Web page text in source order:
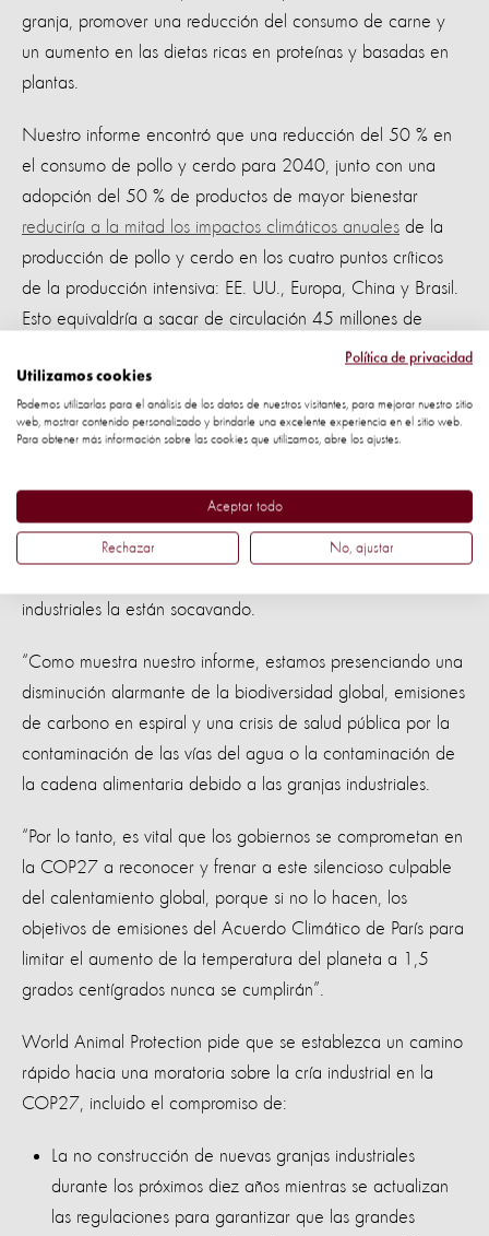
granja, promover una reducción del consumo de carne y
un aumento en las dietas ricas en proteínas y basadas en
plantas.
Nuestro informe encontró que una reducción del 50 % en
el consumo de pollo y cerdo para 2040, junto con una
adopción del 50 % de productos de mayor bienestar
reduciría a la mitad los impactos climáticos anuales de la
producción de pollo y cerdo en los cuatro puntos críticos
de la producción intensiva: EE. UU., Europa, China y Brasil.
Esto equivaldría a sacar de circulación 45 millones de
automóviles durante un año en esas regiones combinadas.
Steve McIvor, CEO de World Animal Protection,
dice:
“Además de infligir una inmensa crueldad a los animales, la
producción intensiva está privando al planeta de un futuro
sostenible. En lugar de ofrecer seguridad alimentaria a
industriales la están socavando.
“Como muestra nuestro informe, estamos presenciando una
disminución alarmante de la biodiversidad global, emisiones
de carbono en espiral y una crisis de salud pública por la
contaminación de las vías del agua o la contaminación de
la cadena alimentaria debido a las granjas industriales.
“Por lo tanto, es vital que los gobiernos se comprometan en
la COP27 a reconocer y frenar a este silencioso culpable
del calentamiento global, porque si no lo hacen, los
objetivos de emisiones del Acuerdo Climático de París para
limitar el aumento de la temperatura del planeta a 1,5
grados centígrados nunca se cumplirán”.
World Animal Protection pide que se establezca un camino
rápido hacia una moratoria sobre la cría industrial en la
COP27, incluido el compromiso de:
La no construcción de nuevas granjas industriales
durante los próximos diez años mientras se actualizan
las regulaciones para garantizar que las grandes
Política de privacidad
Utilizamos cookies
Podemos utilizarlas para el análisis de los datos de nuestros visitantes, para mejorar nuestro sitio
web, mostrar contenido personalizado y brindarle una excelente experiencia en el sitio web.
Para obtener más información sobre las cookies que utilizamos, abre los ajustes.
Aceptar todo
Rechazar No, ajustar